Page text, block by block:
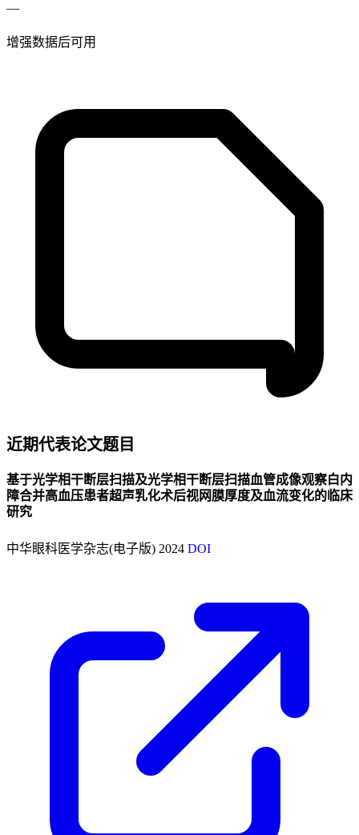
—
增强数据后可用
近期代表论文题目
基于光学相干断层扫描及光学相干断层扫描血管成像观察白内
障合并高血压患者超声乳化术后视网膜厚度及血流变化的临床
研究
中华眼科医学杂志(电子版) 2024 DOI